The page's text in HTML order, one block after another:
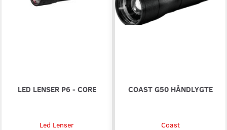
LED LENSER P6 - CORE
Led Lenser
COAST G50 HÅNDLYGTE
Coast